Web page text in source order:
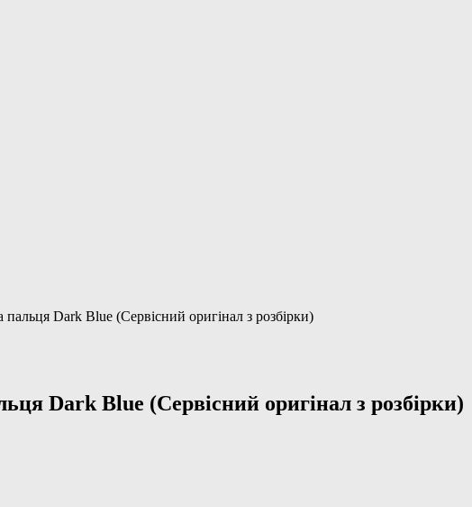
Dark Blue (Сервісний оригінал з розбірки)
Dark Blue (Сервісний оригінал з розбірки)